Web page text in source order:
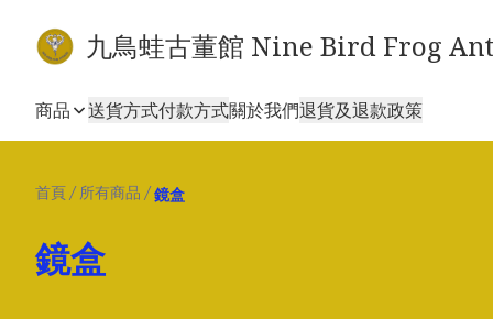
九鳥蛙古董館 Nine Bird Frog
商品 送貨方式付款方式關於我們退貨及退款政策
首頁 / 所有商品 / 鏡盒
鏡盒